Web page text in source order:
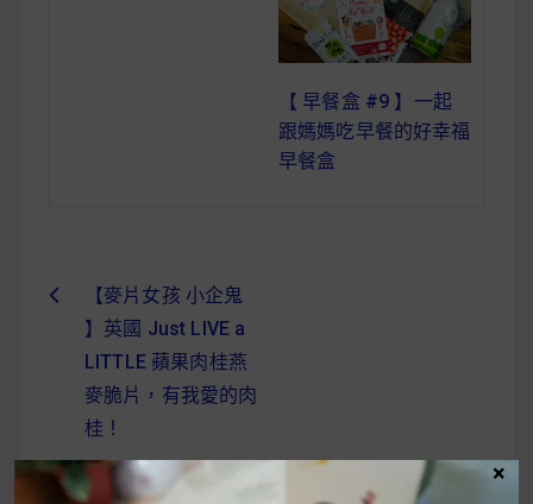
【 早餐盒 #9 】一起
跟媽媽吃早餐的好幸福
早餐盒
文
【麥片女孩 小企鬼
】英國 Just LIVE a
LITTLE 蘋果肉桂燕
麥脆片，有我愛的肉
桂！
×